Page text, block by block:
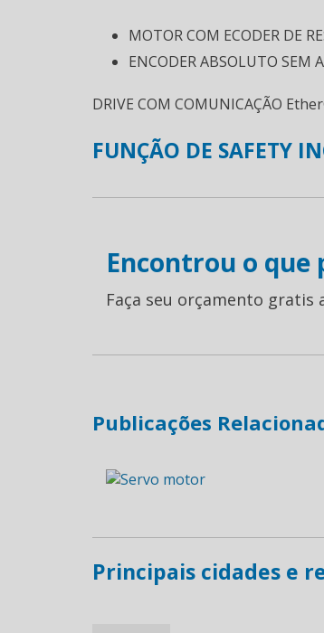
MOTOR COM ECODER DE
ENCODER ABSOLUTO SEM
DRIVE COM COMUNICAÇÃO
FUNÇÃO DE SAFETY
Encontrou o que
Faça seu orçamento gratis
Publicações
Principais cidades e